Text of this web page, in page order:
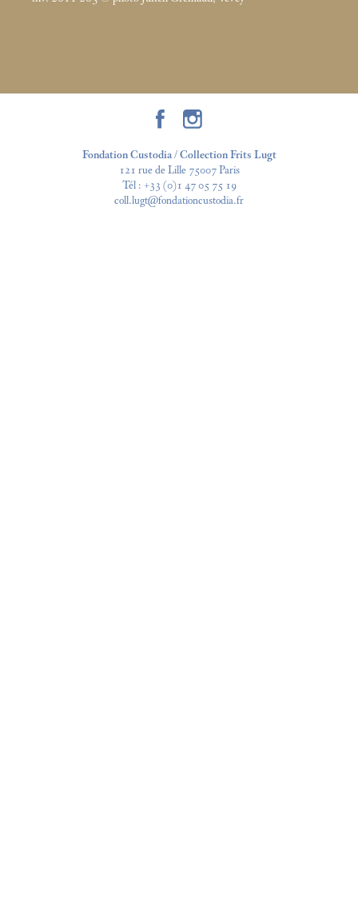
Fondation Custodia / Collection Frits Lugt
121 rue de Lille 75007 Paris
Tél : +33 (0)1 47 05 75 19
coll.lugt@fondationcustodia.fr